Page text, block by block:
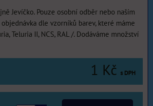
Jevíčko. Pouze osobní odběr nebo naším
dle vzorníků barev, které máme
Teluria II, NCS, RAL /. Dodáváme množství
1 Kč s DPH